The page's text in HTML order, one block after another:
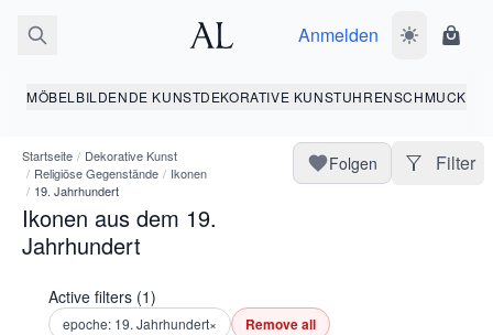
Anmelden
MÖBEL BILDENDE KUNSTDEKORATIVE KUNSTUHRENSCHMUCK
Startseite / Dekorative Kunst
/ Religiöse Gegenstände / Ikonen
/ 19. Jahrhundert
Ikonen aus dem 19.
Jahrhundert
Folgen Filter
Active filters (1)
epoche: 19. Jahrhundert× Remove all